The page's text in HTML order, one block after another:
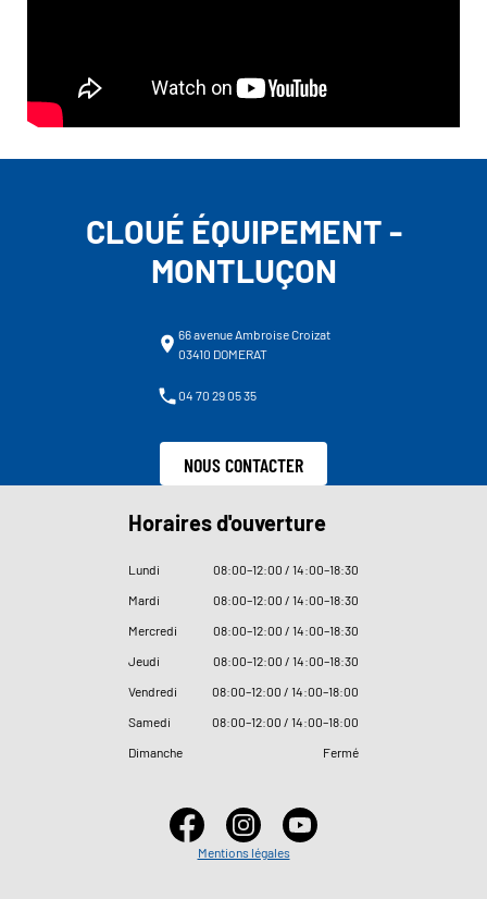
CLOUÉ ÉQUIPEMENT -
MONTLUÇON
66 avenue Ambroise Croizat
03410 DOMERAT
04 70 29 05 35
NOUS CONTACTER
Horaires d'ouverture
Lundi 08:00–12:00 / 14:00–18:30
Mardi
08:00–12:00 / 14:00–18:30
Mercredi
08:00–12:00 / 14:00–18:30
Jeudi
08:00–12:00 / 14:00–18:30
Vendredi
08:00–12:00 / 14:00–18:00
Samedi
08:00–12:00 / 14:00–18:00
Dimanche
Fermé
Mentions légales